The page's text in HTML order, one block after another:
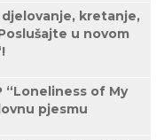
djelovanje, kretanje,
u novom
“Loneliness of My
pjesmu